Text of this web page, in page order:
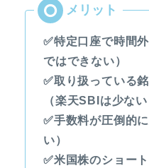
✅特定口座で時間
ではできない）
✅取り扱っている
（楽天SBIは少ない
✅手数料が圧倒的
い）
✅米国株のショー